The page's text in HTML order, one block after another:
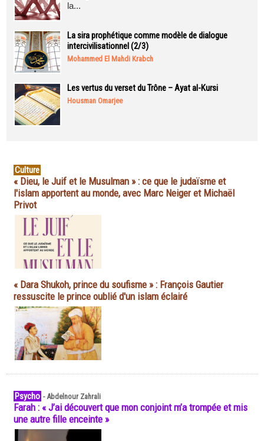
la...
La sira prophétique comme modèle de dialogue
intercivilisationnel (2/3)
Mohammed El Mahdi Krabch
Les vertus du verset du Trône – Ayat al-Kursi
Housman Omarjee
Culture
« Dieu, le Juif et le Musulman » : ce que le judaïsme et
l'islam apportent au monde, avec Marc Neiger et Michaël
Privot
« Dara Shukoh, prince du soufisme » : François Gautier
ressuscite le prince oublié d'un islam éclairé
Psycho -Abdelnour Zahrali
Farah : « J’ai découvert que mon conjoint m’a trompée et mis
une autre fille enceinte »